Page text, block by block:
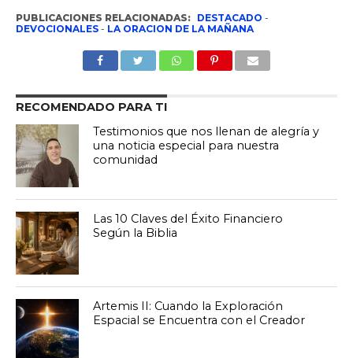
PUBLICACIONES RELACIONADAS: DESTACADO -
DEVOCIONALES- LA ORACION DE LA MAÑANA
RECOMENDADO PARA TI
Testimonios que nos llenan de alegría y
una noticia especial para nuestra
comunidad
Las 10 Claves del Éxito Financiero
Según la Biblia
Artemis II: Cuando la Exploración
Espacial se Encuentra con el Creador